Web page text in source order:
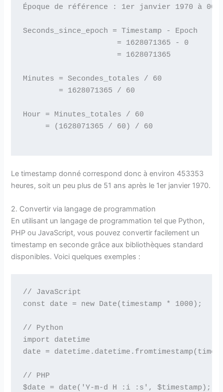
Époque de référence : 1er janvier 1970 à 00
Seconds_since_epoch = Timestamp - Epoch
Minutes = Secondes_totales / 60
Hour = Minutes_totales / 60
     = (1628071365 / 60) / 60
Le timestamp donné correspond donc à environ 453353
heures, soit un peu plus de 51 ans après le 1er janvier 1970.
2. Convertir via langage de programmation
En utilisant un langage de programmation tel que Python,
PHP ou JavaScript, vous pouvez convertir facilement un
timestamp en seconde grâce aux bibliothèques standard
disponibles. Voici quelques exemples :
// JavaScript
const date = new Date(timestamp * 1000);
// Python
import datetime
date =
// PHP